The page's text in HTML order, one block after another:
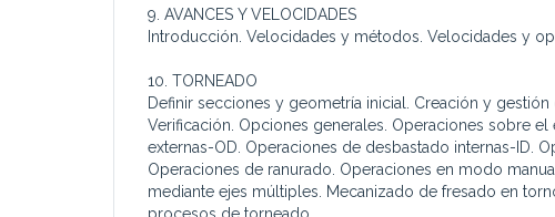
9. AVANCES Y VELOCIDADES
Introducción. Velocidades y métodos. Velocidades y
10. TORNEADO
Definir secciones y geometría inicial. Creación y
Verificación. Opciones generales. Operaciones sobre
externas-OD. Operaciones de desbastado internas-ID.
Operaciones de ranurado. Operaciones en modo
mediante ejes múltiples. Mecanizado de fresado en
procesos de torneado.